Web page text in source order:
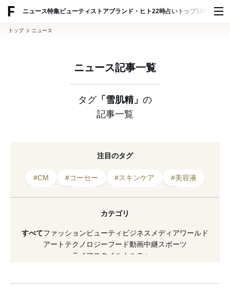
ニュース特集ビューティ ストアブランド・ヒト22時占い トップ100 スナッ
トップ ニュース
ニュース記事一覧
タグ「雪肌精」 の
記事一覧
注目のタグ
#CM #コーセー #スキンケア
#美容液
#キャンペーン
#大谷翔平
#起用 #環境保全
#アルビオン
カテゴリ
すべてファッションビューティ ビジネス メディアワールド
アート テクノロジーフード動画中継スポーツ
ライフスタイル
カルチャー